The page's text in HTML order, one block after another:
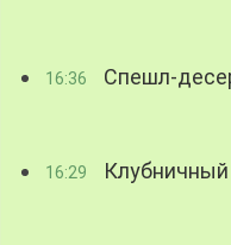
16:36 Спешл-
16:29